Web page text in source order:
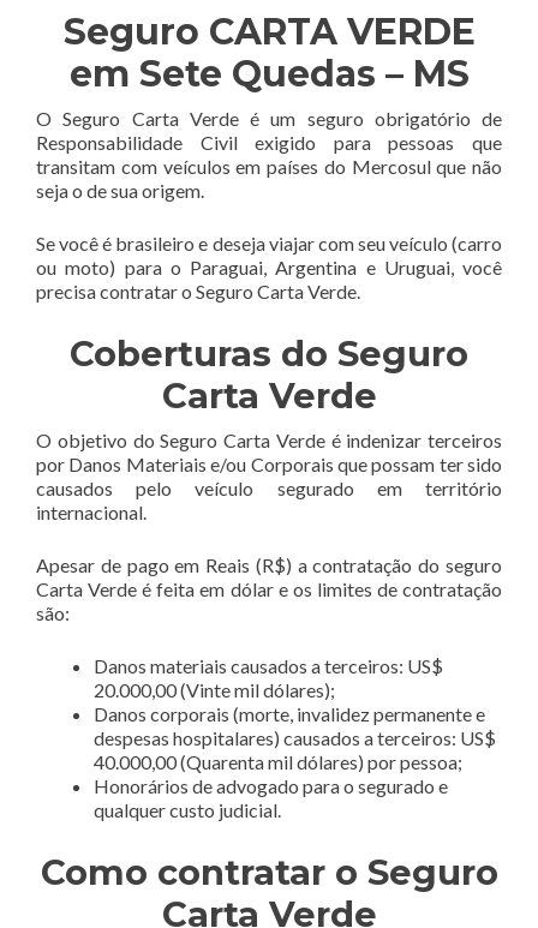
Seguro CARTA VERDE
em Sete Quedas – MS
O Seguro Carta Verde é um seguro obrigatório de
Responsabilidade Civil exigido para pessoas que
transitam com veículos em países do Mercosul que não
seja o de sua origem.
Se você é brasileiro e deseja viajar com seu veículo (carro
ou moto) para o Paraguai, Argentina e Uruguai, você
precisa contratar o Seguro Carta Verde.
Coberturas do Seguro
Carta Verde
O objetivo do Seguro Carta Verde é indenizar terceiros
por Danos Materiais e/ou Corporais que possam ter sido
causados pelo veículo segurado em território
internacional.
Apesar de pago em Reais (R$) a contratação do seguro
Carta Verde é feita em dólar e os limites de contratação
são:
Danos materiais causados a terceiros: US$
20.000,00 (Vinte mil dólares);
Danos corporais (morte, invalidez permanente e
despesas hospitalares) causados a terceiros: US$
40.000,00 (Quarenta mil dólares) por pessoa;
Honorários de advogado para o segurado e
qualquer custo judicial.
Como contratar o Seguro
Carta Verde